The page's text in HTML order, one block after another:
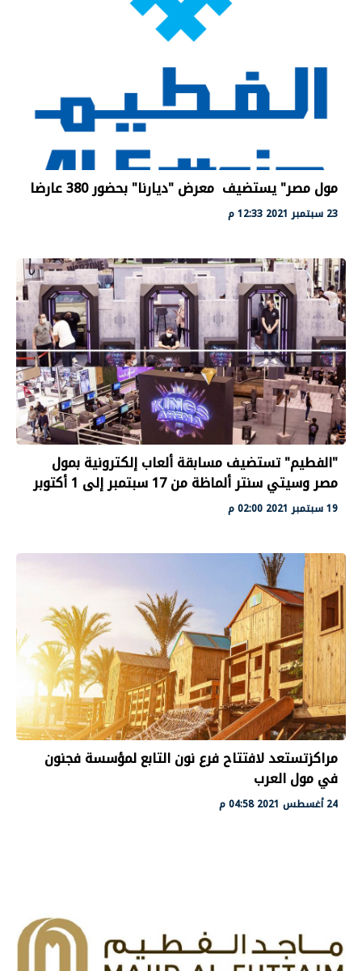
مول مصر" يستضيف معرض "ديارنا" بحضور 380 عارضا
23 سبتمبر 2021 12:33 م
"الفطيم" تستضيف مسابقة ألعاب إلكترونية بمول
مصر وسيتي سنتر ألماظة من 17 سبتمبر إلى 1 أكتوبر
19 سبتمبر 2021 02:00 م
مراكزتستعد لافتتاح فرع نون التابع لمؤسسة فجنون
في مول العرب
24 أغسطس 2021 04:58 م